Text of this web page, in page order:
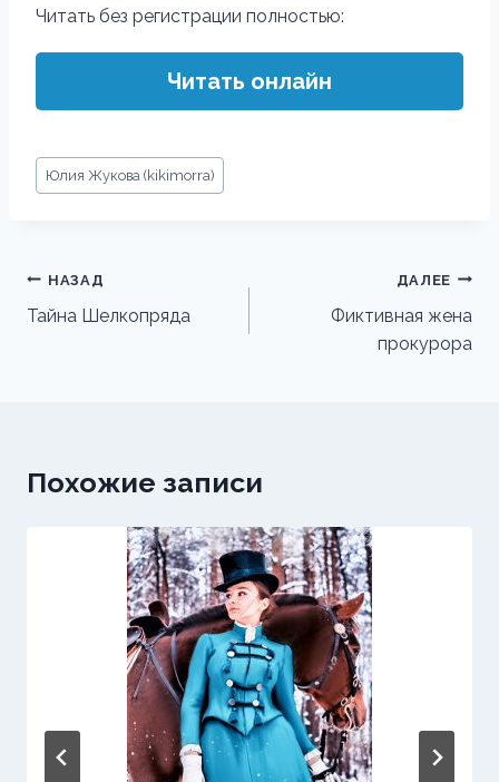
Читать без регистрации полностью:
Читать онлайн
Метки
записи:
Юлия Жукова (kikimorra)
Навигация
по
НАЗАД
Тайна Шелкопряда
ДАЛЕЕ
Фиктивная жена
прокурора
Похожие записи